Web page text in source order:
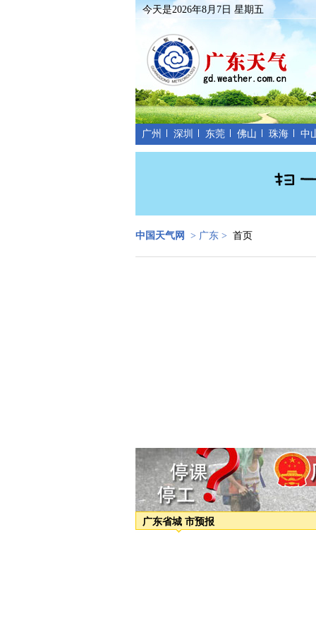
今天是2026年8月7日 星期五
广州 深圳 东莞 佛山 珠海 中
中国天气网 > 广东 > 首页
广东省城 市预报